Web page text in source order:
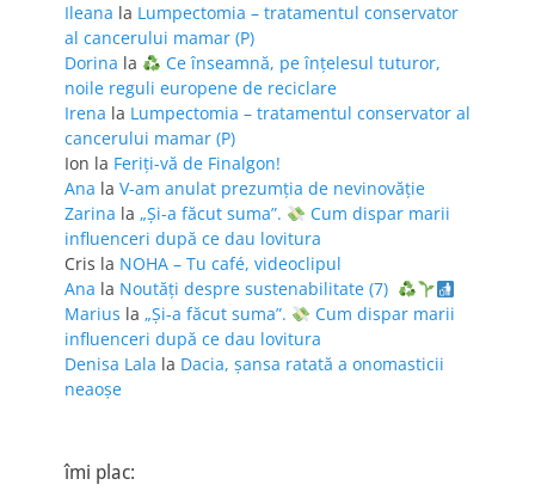
Ileana la Lumpectomia – tratamentul conservator
al cancerului mamar (P)
Dorina la
Ce înseamnă, pe înțelesul tuturor,
noile reguli europene de reciclare
Irena la Lumpectomia – tratamentul conservator al
cancerului mamar (P)
Ion la Feriţi-vă de Finalgon!
Ana la V-am anulat prezumția de nevinovăție
Zarina la „Și-a făcut suma”.
Cum dispar marii
influenceri după ce dau lovitura
Cris la NOHA – Tu café, videoclipul
Ana la Noutăți despre sustenabilitate (7)
Marius la „Și-a făcut suma”.
Cum dispar marii
influenceri după ce dau lovitura
Denisa Lala la Dacia, șansa ratată a onomasticii
neaoșe
îmi plac: